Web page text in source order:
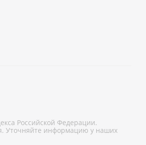
Российской Федерации.
Уточняйте информацию у наших